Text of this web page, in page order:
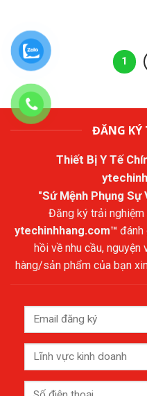
1
ĐĂNG KÝ
Thiết Bị Y Tế
"Sứ Mệnh Phụng Sự
Đăng ký trải nghiệm
ytechinhhang.com™ đánh
hồi về nhu cầu,
hàng/sản phẩm của bạn